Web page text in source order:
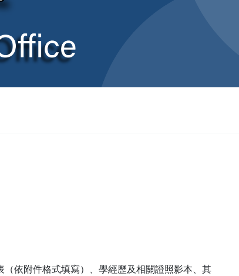
依附件格式填寫）、學經歷及相關證照影本、其